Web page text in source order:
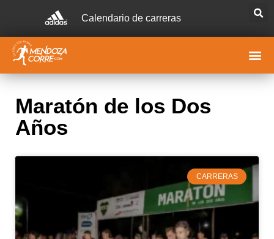
Calendario de carreras
Maratón de los Dos
Años
CARRERAS